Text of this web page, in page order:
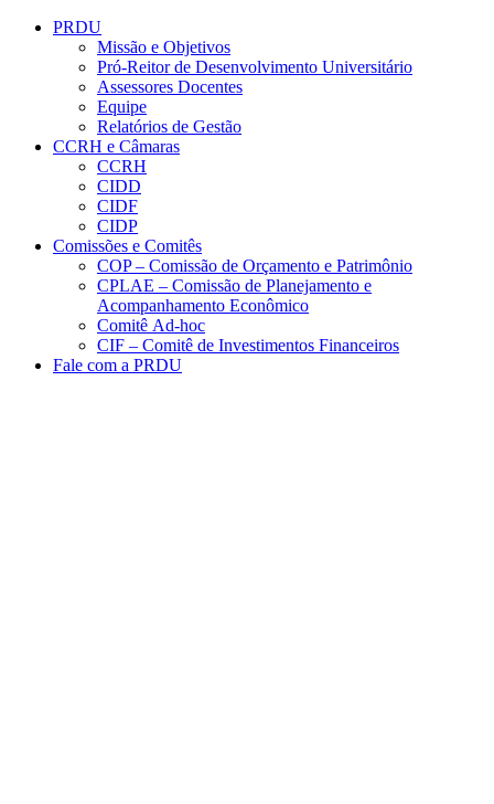
Conteúdo principal
PRDU
Missão e Objetivos
Pró-Reitor de Desenvolvimento Universitário
Assessores Docentes
Equipe
Relatórios de Gestão
CCRH e Câmaras
CCRH
CIDD
CIDF
CIDP
Comissões e Comitês
COP – Comissão de Orçamento e Patrimônio
CPLAE – Comissão de Planejamento e
Acompanhamento Econômico
Comitê Ad-hoc
CIF – Comitê de Investimentos Financeiros
Fale com a PRDU